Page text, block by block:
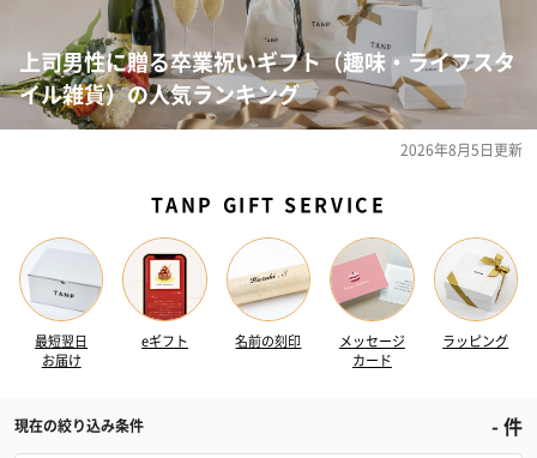
上司男性に贈る卒業祝いギフト（趣味・ライフスタ
イル雑貨）の人気ランキング
2026年8月5日更新
TANP GIFT SERVICE
最短翌日
お届け
eギフト 名前の刻印
メッセージ
カード
ラッピング
現在の絞り込み条件 -件